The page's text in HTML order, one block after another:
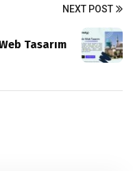
NEXT POST
Tasarım